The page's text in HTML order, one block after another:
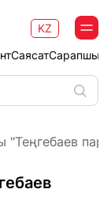
Саясат
KZ
"Теңгебаев